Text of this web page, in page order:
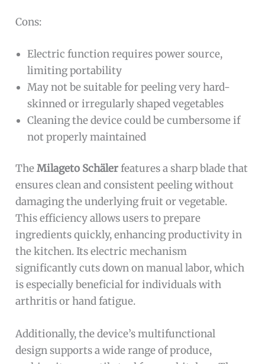
Cons:
Electric function requires power source,
limiting portability
May not be suitable for peeling very hard-
skinned or irregularly shaped vegetables
Cleaning the device could be cumbersome if
not properly maintained
TheMilageto Schälerfeatures a sharp blade that
ensures clean and consistent peeling without
damaging the underlying fruit or vegetable.
This efficiency allows users to prepare
ingredients quickly, enhancing productivity in
the kitchen. Its electric mechanism
significantly cuts down on manual labor, which
is especially beneficial for individuals with
arthritis or hand fatigue.
Additionally, the device’s multifunctional
design supports a wide range of produce,